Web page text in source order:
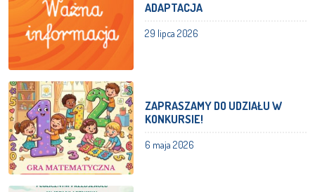
ADAPTACJA
29 lipca 2026
ZAPRASZAMY DO UDZIAŁU W
KONKURSIE!
6 maja 2026